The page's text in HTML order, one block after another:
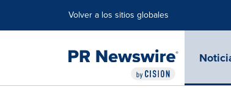
Volver a los sitios globales